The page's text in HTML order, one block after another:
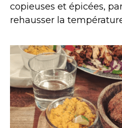
copieuses et épicées,
rehausser la